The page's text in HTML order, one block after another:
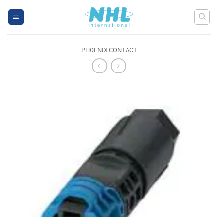
PHOENIX CONTACT